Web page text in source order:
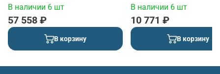
В наличии 6 шт
57 558 ₽
В корзину
В наличии 6 шт
10 771 ₽
В корзину